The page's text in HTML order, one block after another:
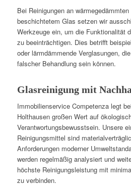
Bei Reinigungen an
beschichtetem Glas setzen wir
Werkzeuge ein, um die Funktionalität
zu beeinträchtigen. Dies betrifft
oder lärmdämmende Verglasungen,
falscher Behandlung sein können.
Glasreinigung mit
Immobilienservice Competenza legt
Holthausen großen Wert auf
Verantwortungsbewusstsein. Unsere
Reinigungsmittel sind
Anforderungen moderner
werden regelmäßig analysiert und
höchste Reinigungsleistung mit
zu verbinden.